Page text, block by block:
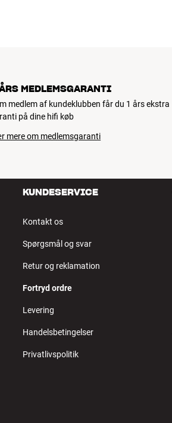
MEDLEMSGARANTI
medlem af kundeklubben får du 1 års ekstra
på dine hifi køb
mere om medlemsgaranti
KUNDESERVICE
Kontakt os
Spørgsmål og svar
Retur og reklamation
Fortryd ordre
Levering
Handelsbetingelser
Privatlivspolitik